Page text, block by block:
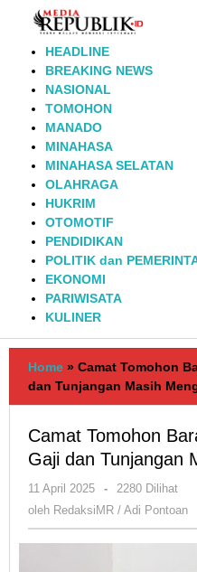
Lewati
HEADLINE
BREAKING NEWS
NASIONAL
TOMOHON
MANADO
MINAHASA
MINAHASA SELATAN
OLAHRAGA
HUKRIM
OTOMOTIF
PENDIDIKAN
POLITIK dan
EKONOMI
PARIWISATA
KULINER
Home » Camat Tomohon
dan Tunjangan Masih
Camat Tomohon
Gaji dan Tunjangan
11 April 2025
oleh
RedaksiMR
-
2280 Dilihat
oleh RedaksiMR / Adi Pontoan